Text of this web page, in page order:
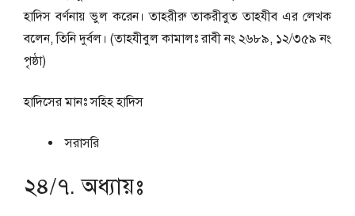
হাদিস বর্ণনায় ভুল করেন। তাহরীরু তাকরীবুত তাহযীব এর লেখক
বলেন, তিনি দুর্বল। (তাহযীবুল কামালঃ রাবী নং ২৬৮৯, ১২/৩৫৯ নং
পৃষ্ঠা)
হাদিসের মানঃসহিহ হাদিস
সরাসরি
২৪/৭. অধ্যায়ঃ